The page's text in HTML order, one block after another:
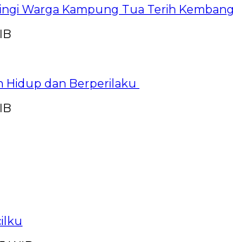
Warga Kampung Tua Terih
Hidup dan Berperilaku